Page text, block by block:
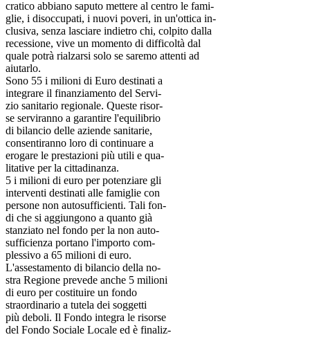
cratico abbiano saputo mettere al centro le fami-
glie, i disoccupati, i nuovi poveri, in un'ottica in-
clusiva, senza lasciare indietro chi, colpito dalla
recessione, vive un momento di difficoltà dal
quale potrà rialzarsi solo se saremo attenti ad
aiutarlo.
Sono 55 i milioni di Euro destinati a
integrare il finanziamento del Servi-
zio sanitario regionale. Queste risor-
se serviranno a garantire l'equilibrio
di bilancio delle aziende sanitarie,
consentiranno loro di continuare a
erogare le prestazioni più utili e qua-
litative per la cittadinanza.
5 i milioni di euro per potenziare gli
interventi destinati alle famiglie con
persone non autosufficienti. Tali fon-
di che si aggiungono a quanto già
stanziato nel fondo per la non auto-
sufficienza portano l'importo com-
plessivo a 65 milioni di euro.
L'assestamento di bilancio della no-
stra Regione prevede anche 5 milioni
di euro per costituire un fondo
straordinario a tutela dei soggetti
più deboli. Il Fondo integra le risorse
del Fondo Sociale Locale ed è finaliz-